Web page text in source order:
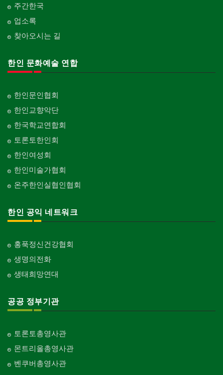
주간한국
업소록
찾아오시는 길
한인 문화예술 연합
한인문인협회
한인교향악단
한국학교연합회
토론토한인회
한인여성회
한인미술가협회
온주한인실협인협회
한인 공익 네트워크
홍푹정신건강협회
생명의전화
생태희망연대
공공 정부기관
토론토총영사관
몬트리올총영사관
벤쿠버총영사관